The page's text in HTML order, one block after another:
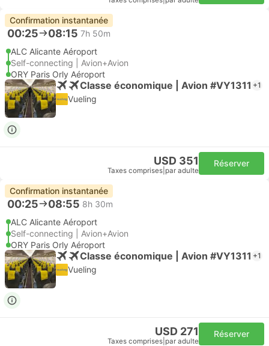
Confirmation instantanée
00:25 08:15 7h 50m
ALC Alicante Aéroport
Self-connecting | Avion+Avion
ORY Paris Orly Aéroport
Classe économique | Avion #VY1311 +1
Vueling
USD 351
Taxes comprises par adulte
Réserver
Confirmation instantanée
00:25 08:55 8h 30m
ALC Alicante Aéroport
Self-connecting | Avion+Avion
ORY Paris Orly Aéroport
Classe économique | Avion #VY1311 +1
Vueling
USD 271
Taxes comprises par adulte
Réserver